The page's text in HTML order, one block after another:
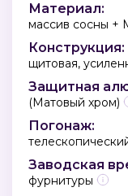
Материал:
массив сосны
Конструкция:
щитовая,
Защитная
(Матовый хром)
Погонаж:
Заводская
фурнитуры